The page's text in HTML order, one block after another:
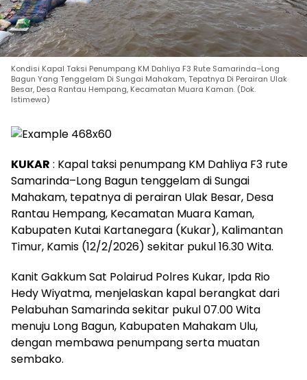
Kondisi Kapal Taksi Penumpang KM Dahliya F3 Rute Samarinda–Long
Bagun Yang Tenggelam Di Sungai Mahakam, Tepatnya Di Perairan Ulak
Besar, Desa Rantau Hempang, Kecamatan Muara Kaman. (Dok.
Istimewa)
KUKAR : Kapal taksi penumpang KM Dahliya F3 rute
Samarinda–Long Bagun tenggelam di Sungai
Mahakam, tepatnya di perairan Ulak Besar, Desa
Rantau Hempang, Kecamatan Muara Kaman,
Kabupaten Kutai Kartanegara (Kukar), Kalimantan
Timur, Kamis (12/2/2026) sekitar pukul 16.30 Wita.
Kanit Gakkum Sat Polairud Polres Kukar, Ipda Rio
Hedy Wiyatma, menjelaskan kapal berangkat dari
Pelabuhan Samarinda sekitar pukul 07.00 Wita
menuju Long Bagun, Kabupaten Mahakam Ulu,
dengan membawa penumpang serta muatan
sembako.